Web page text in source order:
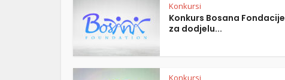
Konkursi
Konkurs Bosana Fondacije
za dodjelu...
Konkursi